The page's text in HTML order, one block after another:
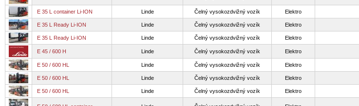
E 35 L container Li-ION Linde Čelný vysokozdvižný vozík Elektro
E 35 L Ready Li-ION Linde Čelný vysokozdvižný vozík Elektro
E 35 L Ready Li-ION Linde Čelný vysokozdvižný vozík Elektro
E 45 / 600 H Linde Čelný vysokozdvižný vozík Elektro
E 50 / 600 HL Linde Čelný vysokozdvižný vozík Elektro
E 50 / 600 HL Linde Čelný vysokozdvižný vozík Elektro
E 50 / 600 HL Linde Čelný vysokozdvižný vozík Elektro